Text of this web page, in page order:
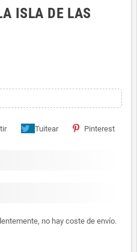
ISLA DE LAS
Tuitear Pinterest
no hay coste de envío.